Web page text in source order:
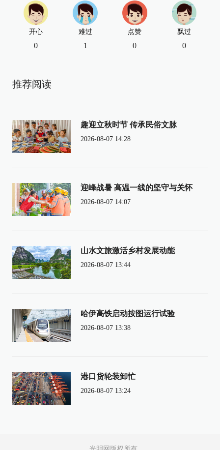
开心
0
难过
1
点赞
0
飘过
0
推荐阅读
趣迎立秋时节 传承民俗文脉
2026-08-07 14:28
迎峰战暑 高温一线的坚守与关怀
2026-08-07 14:07
山水文旅激活乡村发展动能
2026-08-07 13:44
哈伊高铁启动按图运行试验
2026-08-07 13:38
港口货轮装卸忙
2026-08-07 13:24